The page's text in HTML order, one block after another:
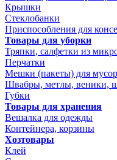
Крышки
Стеклобанки
Приспособления для
Товары для уборки
Тряпки, салфетки из
Перчатки
Мешки (пакеты) для
Швабры, метлы, веники,
Губки
Товары для хранения
Вешалка для одежды
Контейнера, корзины
Хозтовары
Клей